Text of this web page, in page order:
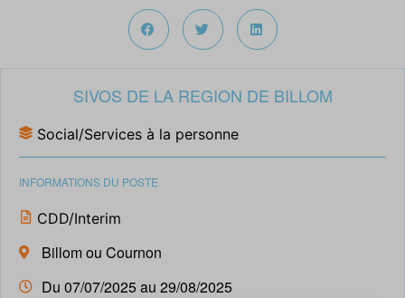
SIVOS DE LA REGION DE BILLOM
Social/Services à la personne
INFORMATIONS DU POSTE
CDD/Interim
Billom ou Cournon
Du 07/07/2025 au 29/08/2025